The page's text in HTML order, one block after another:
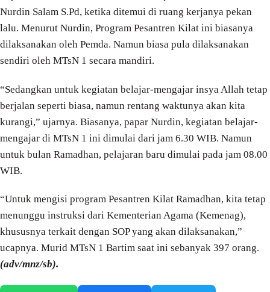
Nurdin Salam S.Pd, ketika ditemui di ruang kerjanya pekan
lalu. Menurut Nurdin, Program Pesantren Kilat ini biasanya
dilaksanakan oleh Pemda. Namun biasa pula dilaksanakan
sendiri oleh MTsN 1 secara mandiri.
“Sedangkan untuk kegiatan belajar-mengajar insya Allah tetap
berjalan seperti biasa, namun rentang waktunya akan kita
kurangi,” ujarnya. Biasanya, papar Nurdin, kegiatan belajar-
mengajar di MTsN 1 ini dimulai dari jam 6.30 WIB. Namun
untuk bulan Ramadhan, pelajaran baru dimulai pada jam 08.00
WIB.
“Untuk mengisi program Pesantren Kilat Ramadhan, kita tetap
menunggu instruksi dari Kementerian Agama (Kemenag),
khususnya terkait dengan SOP yang akan dilaksanakan,”
ucapnya. Murid MTsN 1 Bartim saat ini sebanyak 397 orang.
(adv/mnz/sb).